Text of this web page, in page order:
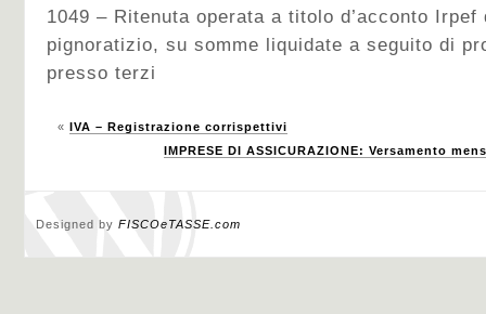
1049 – Ritenuta operata a titolo d’acconto
pignoratizio, su somme liquidate a seguito di
presso terzi
« IVA – Registrazione corrispettivi
IMPRESE DI ASSICURAZIONE: Versamento
Designed by FISCOeTASSE.com